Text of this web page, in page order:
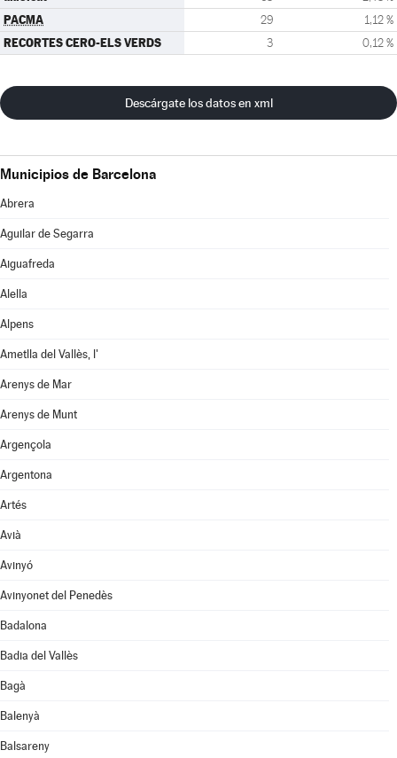
PACMA 29 1,12 %
RECORTES CERO-ELS VERDS 3 0,12 %
Descárgate los datos en xml
Municipios de Barcelona
Abrera
Aguilar de Segarra
Aiguafreda
Alella
Alpens
Ametlla del Vallès, l'
Arenys de Mar
Arenys de Munt
Argençola
Argentona
Artés
Avià
Avinyó
Avinyonet del Penedès
Badalona
Badia del Vallès
Bagà
Balenyà
Balsareny